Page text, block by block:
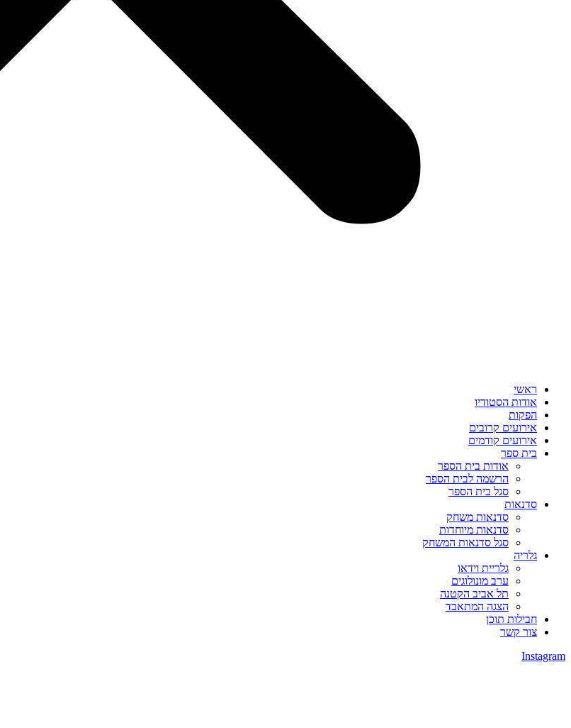
ראשי
אודות הסטודיו
הפקות
אירועים קרובים
אירועים קודמים
בית ספר
אודות בית הספר
הרשמה לבית הספר
סגל בית הספר
סדנאות
סדנאות משחק
סדנאות מיוחדות
סגל סדנאות המשחק
גלריה
גלריית וידאו
ערב מונולוגים
תל אביב הקטנה
הצגה המתאבד
חבילות תוכן
צור קשר
Instagram